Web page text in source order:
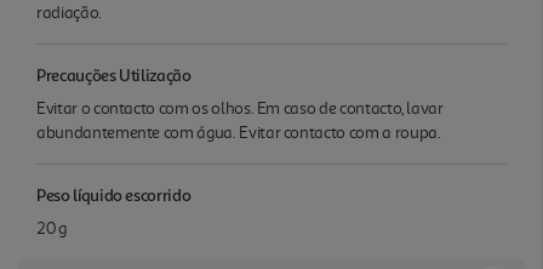
radiação.
Precauções Utilização
Evitar o contacto com os olhos. Em caso de contacto, lavar
abundantemente com água. Evitar contacto com a roupa.
Peso líquido escorrido
20 g